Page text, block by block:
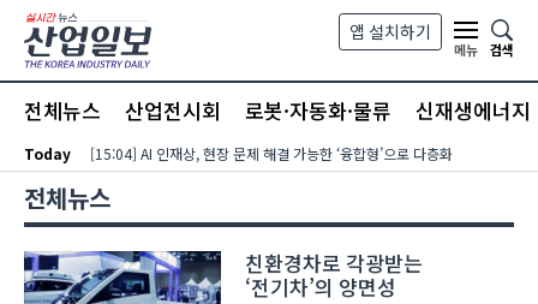
본문 바로가기
앱 설치하기
메뉴
검색
전체뉴스 산업전시회 로봇·자동화·물류 신재생에너지
Today [15:04] AI 인재상, 현장 문제 해결 가능한 ‘융합형’으로 다층화
전체뉴스
친환경차로 각광받는
‘전기차’의 양면성